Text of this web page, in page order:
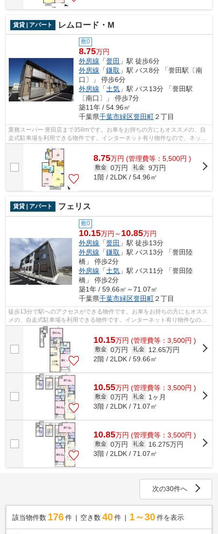
賃貸 | アパート レムロード・M
敷0
8.75万円
外房線 「誉田 」駅 徒歩6分
外房線 「鎌取 」駅 バス8分 「誉田駅〔南
口〕」 停歩6分
外房線 「土気 」駅 バス13分 「誉田駅
〔南口〕」 停歩7分
築11年 / 54.96㎡
千葉県千葉市緑区誉田町２丁目
業務スーパー 誉田店まで358mです。お車をお持ちの方にもオススメの、自
走式駐車場を利用できる物件です。インターネット有り物件なので、ネット
をよく使う方におすすめです。千葉市緑...
8.75万円 (管理費等：5,500円 )
敷金 0万円 礼金 9万円
1階 / 2LDK / 54.96㎡
賃貸 | アパート フェリス
敷0
10.15万円～ 10.85万円
外房線 「誉田 」駅 徒歩13分
外房線 「鎌取 」駅 バス13分 「誉田陸
橋」 停歩2分
外房線 「土気 」駅 バス11分 「誉田陸
橋」 停歩2分
築1年 / 59.66㎡～71.07㎡
千葉県千葉市緑区誉田町２丁目
徒歩13分で駅へのアクセスができる物件です。お車をお持ちの方にもオスス
メの、自走式駐車場を利用できる物件です。インターネット有り物件なの
で、ネットをよく使う方におすすめです...
10.15万円 (管理費等：3,500円 )
敷金 0万円 礼金
12.65万円
2階 / 2LDK / 59.66㎡
10.55万円 (管理費等：3,500円 )
敷金 0万円 礼金
1ヶ月
3階 / 2LDK / 71.07㎡
10.85万円 (管理費等：3,500円 )
敷金 0万円 礼金
16.275万円
3階 / 2LDK / 71.07㎡
次の30件へ
該当物件数 176件 空き数 40 件 1～30 件を表示